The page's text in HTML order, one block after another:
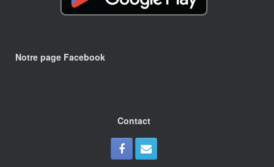
Notre page Facebook
Contact